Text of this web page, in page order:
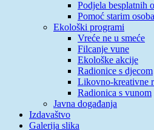
Podjela besplatnih
Pomoć starim
Ekološki programi
Vreće ne u smeće
Filcanje vune
Ekološke akcije
Radionice s djecom
Likovno-kreativne
Radionica s vunom
Javna događanja
Izdavaštvo
Galerija slika